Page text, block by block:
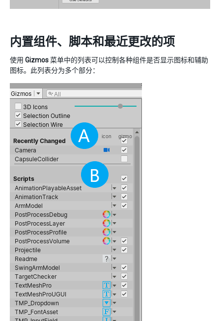
内置组件、脚本和最近更改的项
使用 Gizmos菜单中的列表可以控制各种组件是否显示图标和辅助
图标。此列表分为多个部分：